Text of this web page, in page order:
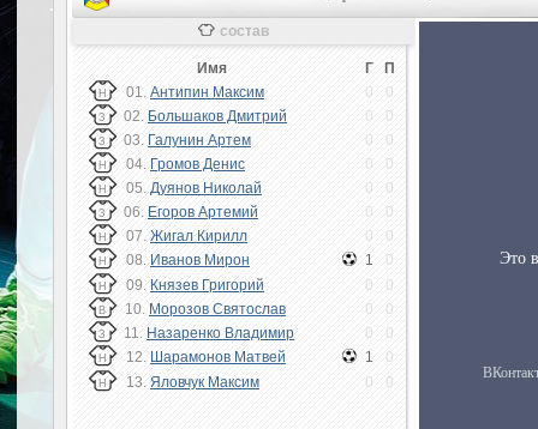
состав
Имя Г П
Н 01. Антипин Максим 0 0
З 02. Большаков Дмитрий 0 0
З 03. Галунин Артем 0 0
Н 04. Громов Денис 0 0
Н 05. Дуянов Николай 0 0
З 06. Егоров Артемий 0 0
Н 07. Жигал Кирилл 0 0
Н 08. Иванов Мирон 1 0
Н 09. Князев Григорий 0 0
В 10. Морозов Святослав 0 0
З 11. Назаренко Владимир 0 0
Н 12. Шарамонов Матвей 1 0
Н 13. Яловчук Максим 0 0